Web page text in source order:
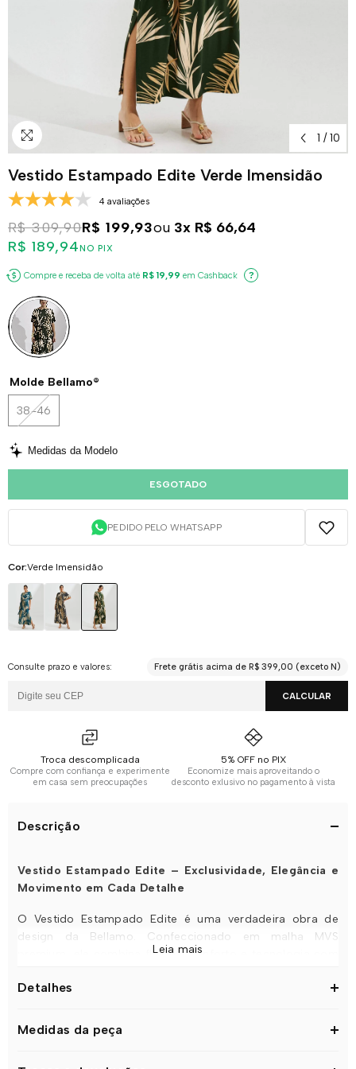
1 / 10
Vestido Estampado Edite Verde Imensidão
4 avaliações
R$ 309,90R$ 199,93ou 3x R$ 66,64
R$ 189,94NO PIX
Compre e receba de volta até R$ 19,99 em Cashback ?
Molde Bellamo®
38-46
Medidas da Modelo
ESGOTADO
PEDIDO PELO WHATSAPP
Cor:Verde Imensidão
Consulte prazo e valores: Frete grátis acima de R$ 399,00 (exceto N)
CALCULAR
Troca descomplicada
Compre com confiança e experimente
em casa sem preocupações
5% OFF no PIX
Economize mais aproveitando o
desconto exlusivo no pagamento à vista
Descrição
Vestido Estampado Edite – Exclusividade, Elegância e
Movimento em Cada Detalhe
O Vestido Estampado Edite é uma verdadeira obra de
design da Bellamo. Confeccionado em malha MVS
premium, ele combina fluidez, conforto e tecnologia com
equipe de criação da marca. O
desenho apresenta folhas
sofisticado, leve e atemporal — perfeito para quem deseja
Leia mais
Detalhes
Medidas da peça